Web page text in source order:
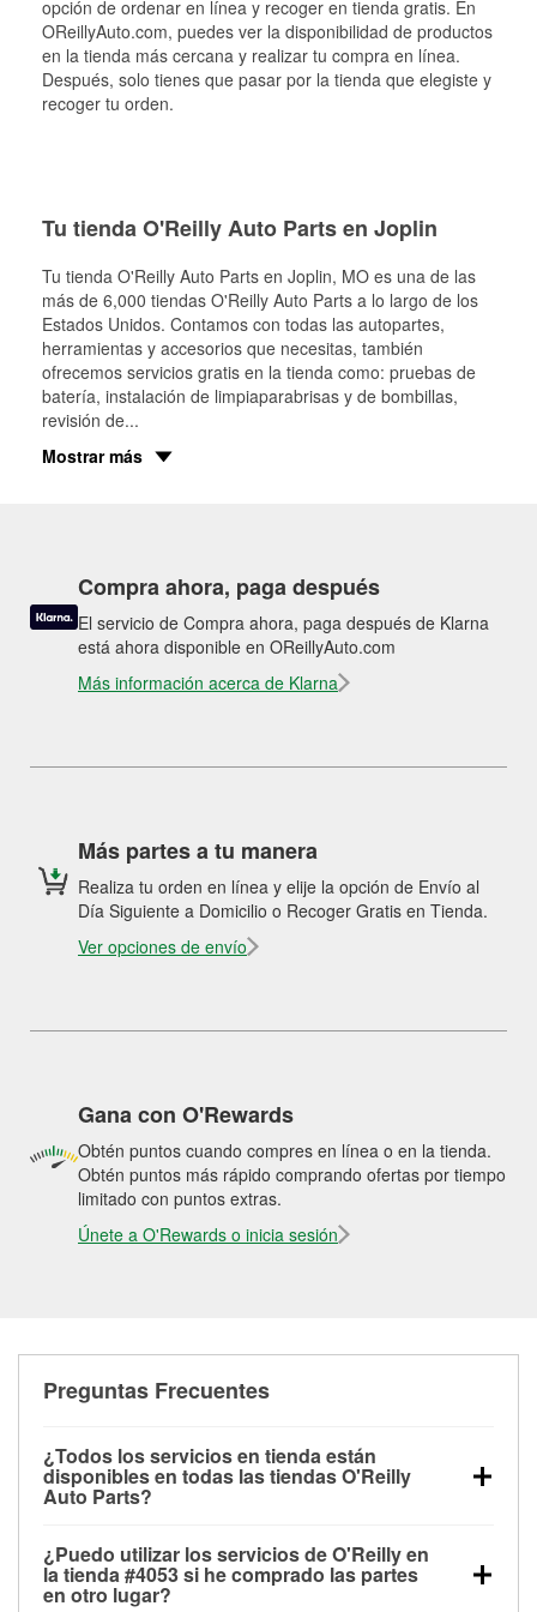
opción de ordenar en línea y recoger en tienda gratis. En
OReillyAuto.com, puedes ver la disponibilidad de productos
en la tienda más cercana y realizar tu compra en línea.
Después, solo tienes que pasar por la tienda que elegiste y
recoger tu orden.
Tu tienda O'Reilly Auto Parts en Joplin
Tu tienda O'Reilly Auto Parts en Joplin, MO es una de las
más de 6,000 tiendas O'Reilly Auto Parts a lo largo de los
Estados Unidos. Contamos con todas las autopartes,
herramientas y accesorios que necesitas, también
ofrecemos servicios gratis en la tienda como: pruebas de
batería, instalación de limpiaparabrisas y de bombillas,
revisión de...
Mostrar más
Compra ahora, paga después
El servicio de Compra ahora, paga después de Klarna
está ahora disponible en OReillyAuto.com
Más información acerca de Klarna
Más partes a tu manera
Realiza tu orden en línea y elije la opción de Envío al
Día Siguiente a Domicilio o Recoger Gratis en Tienda.
Ver opciones de envío
Gana con O'Rewards
Obtén puntos cuando compres en línea o en la tienda.
Obtén puntos más rápido comprando ofertas por tiempo
limitado con puntos extras.
Únete a O'Rewards o inicia sesión
Preguntas Frecuentes
¿Todos los servicios en tienda están
disponibles en todas las tiendas O'Reilly
Auto Parts?
las pruebas de batería, pruebas de alternador y
motor de arranque, revisión de la luz “Check Engine”
¿Puedo utilizar los servicios de O'Reilly en
la tienda #4053 si he comprado las partes
en otro lugar?